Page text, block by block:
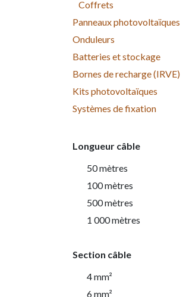
Coffrets
Panneaux photovoltaïques
Onduleurs
Batteries et stockage
Bornes de recharge (IRVE)
Kits photovoltaïques
Systèmes de fixation
Longueur câble
50 mètres
100 mètres
500 mètres
1 000 mètres
Section câble
4 mm²
6 mm²